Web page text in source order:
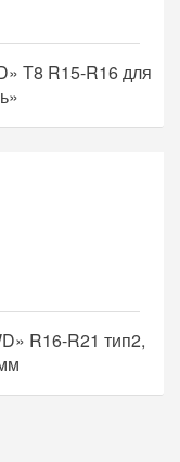
Т8 R15-R16 для
R16-R21 тип2,